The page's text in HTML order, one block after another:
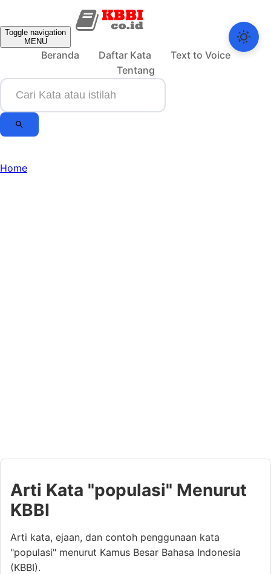
Toggle navigation
MENU
Beranda Daftar Kata
Text to Voice
Tentang
Home
Arti Kata "populasi" Menurut
KBBI
Arti kata, ejaan, dan contoh penggunaan kata
"populasi" menurut Kamus Besar Bahasa Indonesia
(KBBI).